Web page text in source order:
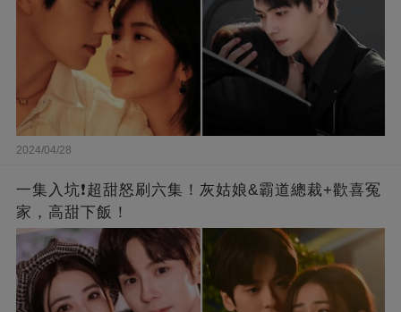
2024/04/28
一集入坑❗超甜怒刷六集！灰姑娘&霸道總裁+歡喜冤
家，高甜下飯！